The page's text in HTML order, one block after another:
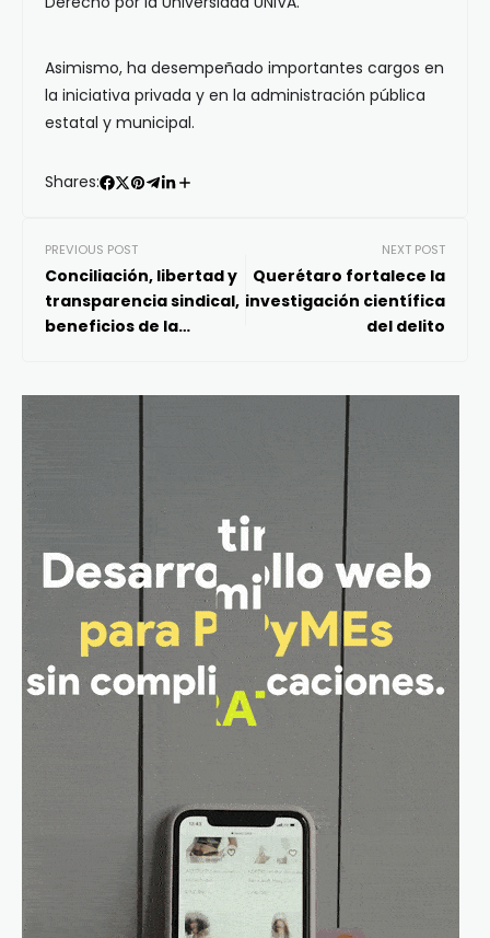
Asimismo, ha desempeñado importantes cargos en
la iniciativa privada y en la administración pública
estatal y municipal.
Shares:
PREVIOUS POST
Conciliación, libertad y
transparencia sindical,
beneficios de la
NEXT POST
Querétaro fortalece la
investigación científica
del delito